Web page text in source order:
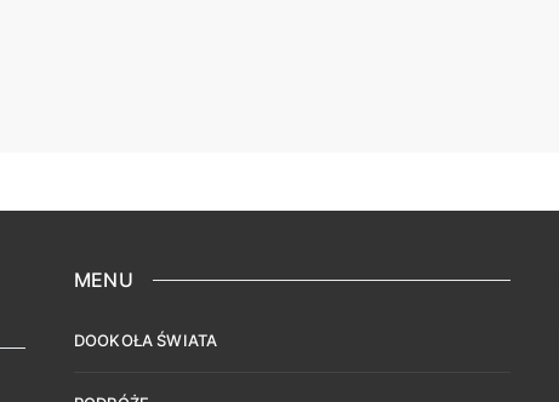
MENU
DOOKOŁA ŚWIATA